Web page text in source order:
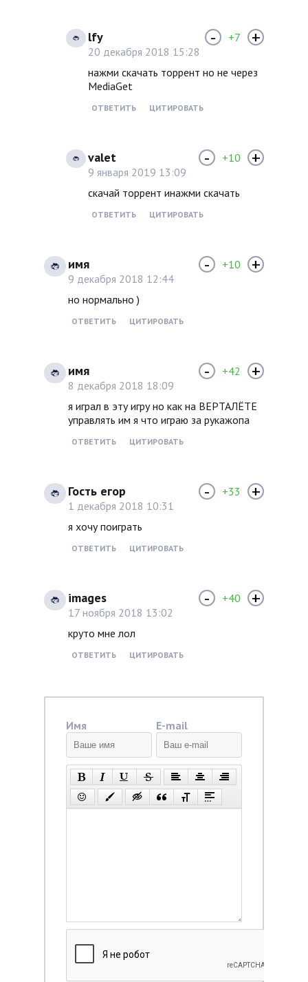
lfy
20 декабря 2018 15:28
нажми скачать торрент но не через
MediaGet
ОТВЕТИТЬ ЦИТИРОВАТЬ
- +7 +
valet
9 января 2019 13:09
скачай торрент инажми скачать
ОТВЕТИТЬ ЦИТИРОВАТЬ
- +10 +
имя
9 декабря 2018 12:44
но нормально )
ОТВЕТИТЬ ЦИТИРОВАТЬ
- +10 +
имя
8 декабря 2018 18:09
я играл в эту игру но как на ВЕРТАЛЁТЕ
управлять им я что играю за рукажопа
ОТВЕТИТЬ ЦИТИРОВАТЬ
- +42 +
Гость егор
1 декабря 2018 10:31
я хочу поиграть
ОТВЕТИТЬ ЦИТИРОВАТЬ
- +33 +
images
17 ноября 2018 13:02
круто мне лол
ОТВЕТИТЬ ЦИТИРОВАТЬ
- +40 +
Имя E-mail